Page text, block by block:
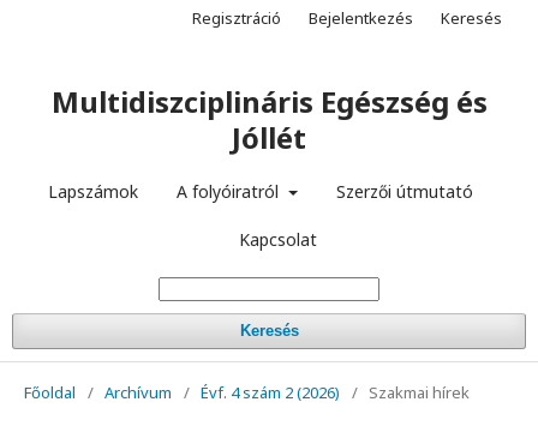
Multidiszciplináris Egészség és
Jóllét
Lapszámok A folyóiratról Szerzői útmutató
Kapcsolat
Keresés
Regisztráció Bejelentkezés Keresés
Főoldal / Archívum / Évf. 4 szám 2 (2026) / Szakmai hírek